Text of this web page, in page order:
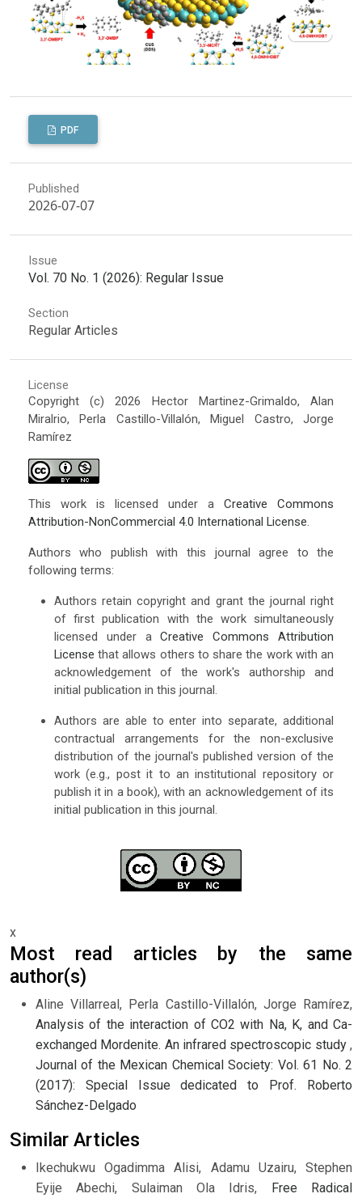
PDF
Published
2026-07-07
Issue
Vol. 70 No. 1 (2026): Regular Issue
Section
Regular Articles
License
Copyright (c) 2026 Hector Martinez-Grimaldo, Alan
Miralrio, Perla Castillo-Villalón, Miguel Castro, Jorge
Ramírez
This work is licensed under aCreative Commons
Attribution-NonCommercial 4.0 International License.
Authors who publish with this journal agree to the
following terms:
Authors retain copyright and grant the journal right
of first publication with the work simultaneously
licensed under aCreative Commons Attribution
License that allows others to share the work with an
acknowledgement of the work's authorship and
initial publication in this journal.
Authors are able to enter into separate, additional
contractual arrangements for the non-exclusive
distribution of the journal's published version of the
work (e.g., post it to an institutional repository or
publish it in a book), with an acknowledgement of its
initial publication in this journal.
x
Most read articles by the same
author(s)
Aline Villarreal, Perla Castillo-Villalón, Jorge Ramírez,
Analysis of the interaction of CO2 with Na, K, and Ca-
exchanged Mordenite. An infrared spectroscopic study ,
Journal of the Mexican Chemical Society: Vol. 61 No. 2
(2017): Special Issue dedicated to Prof. Roberto
Sánchez-Delgado
Similar Articles
Ikechukwu Ogadimma Alisi, Adamu Uzairu, Stephen
Eyije Abechi, Sulaiman Ola Idris,
Free Radical